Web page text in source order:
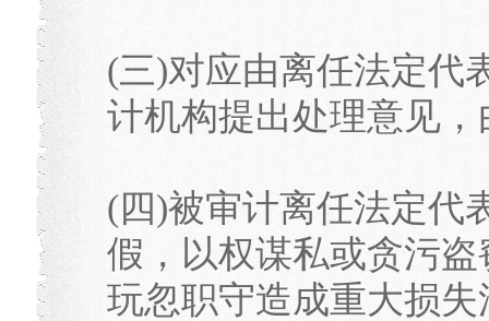
(三)对应由离任法定代
计机构提出处理意见
(四)被审计离任法定代
假，以权谋私或贪污
玩忽职守造成重大损